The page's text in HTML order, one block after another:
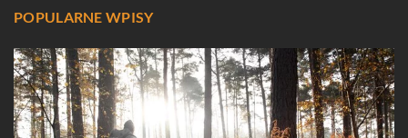
POPULARNE WPISY